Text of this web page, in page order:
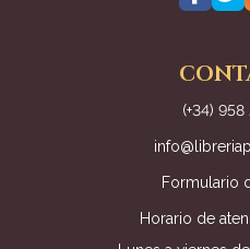
(+34)
Formulario
Horario de